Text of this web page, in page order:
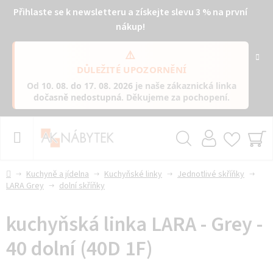
Přihlaste se k newsletteru a získejte slevu 3 % na první
nákup!
⚠️
DŮLEŽITÉ UPOZORNĚNÍ
Od 10. 08. do 17. 08. 2026 je naše zákaznická linka
dočasně nedostupná. Děkujeme za pochopení.
DomůKuchyně a jídelna Kuchyňské linky
Jednotlivé skříňky
LARA Grey
dolní skříňky
kuchyňská linka LARA - Grey -
40 dolní (40D 1F)